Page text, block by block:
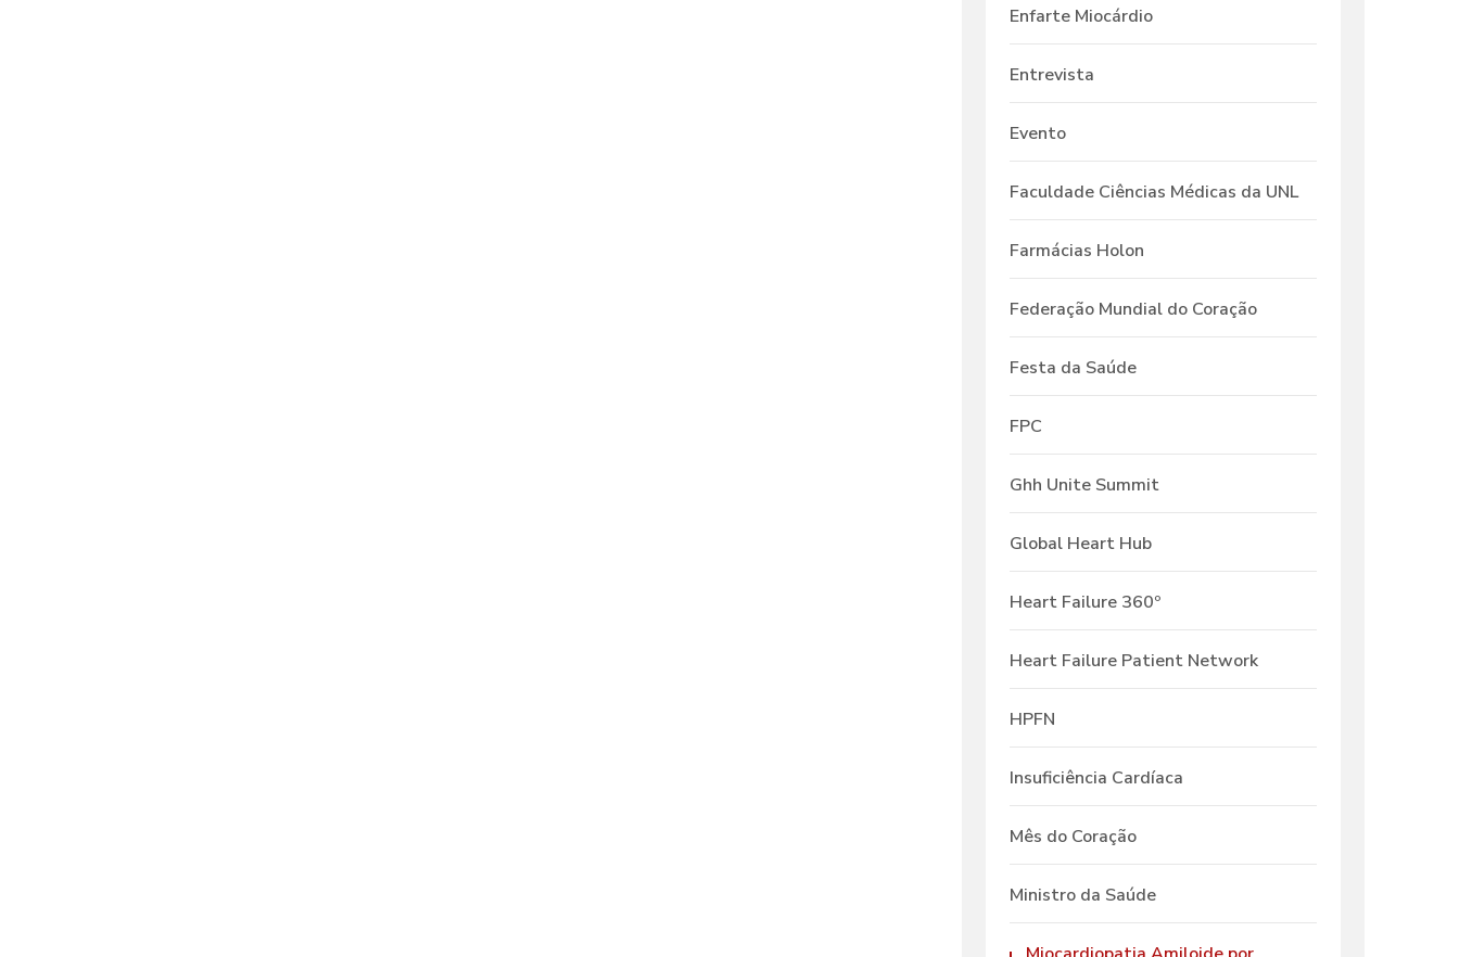
Enfarte Miocárdio
Entrevista
Evento
Faculdade Ciências Médicas da UNL
Farmácias Holon
Federação Mundial do Coração
Festa da Saúde
FPC
Ghh Unite Summit
Global Heart Hub
Heart Failure 360º
Heart Failure Patient Network
HPFN
Insuficiência Cardíaca
Mês do Coração
Ministro da Saúde